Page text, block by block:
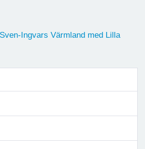
Ingvars Värmland med Lilla